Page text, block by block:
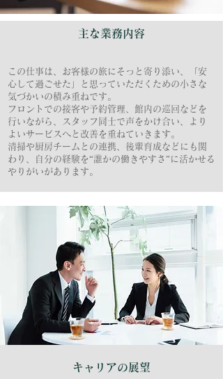
主な業務内容
この仕事は、お客様の旅にそっと寄り添い、「安
心して過ごせた」と思っていただくための小さな
気づかいの積み重ねです。
フロントでの接客や予約管理、館内の巡回などを
行いながら、スタッフ同士で声をかけ合い、より
よいサービスへと改善を重ねていきます。
清掃や厨房チームとの連携、後輩育成などにも関
わり、自分の経験を“誰かの働きやすさ”に活かせる
やりがいがあります。
キャリアの展望